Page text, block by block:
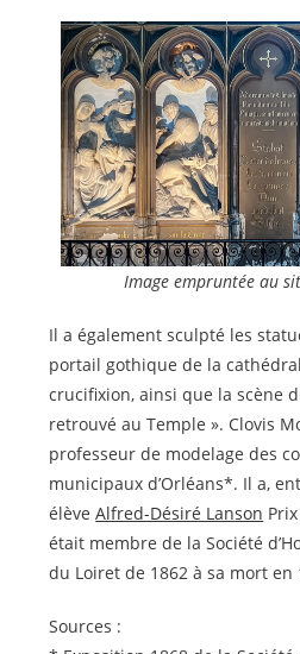
Image empruntée au
Il a également sculpté les
portail gothique de la
crucifixion, ainsi que la scène
retrouvé au Temple ». Clovis
professeur de modelage des
municipaux d’Orléans*. Il a,
élèveAlfred-Désiré Lanson
était membre de la Société
du Loiret de 1862 à sa mort en
Sources :